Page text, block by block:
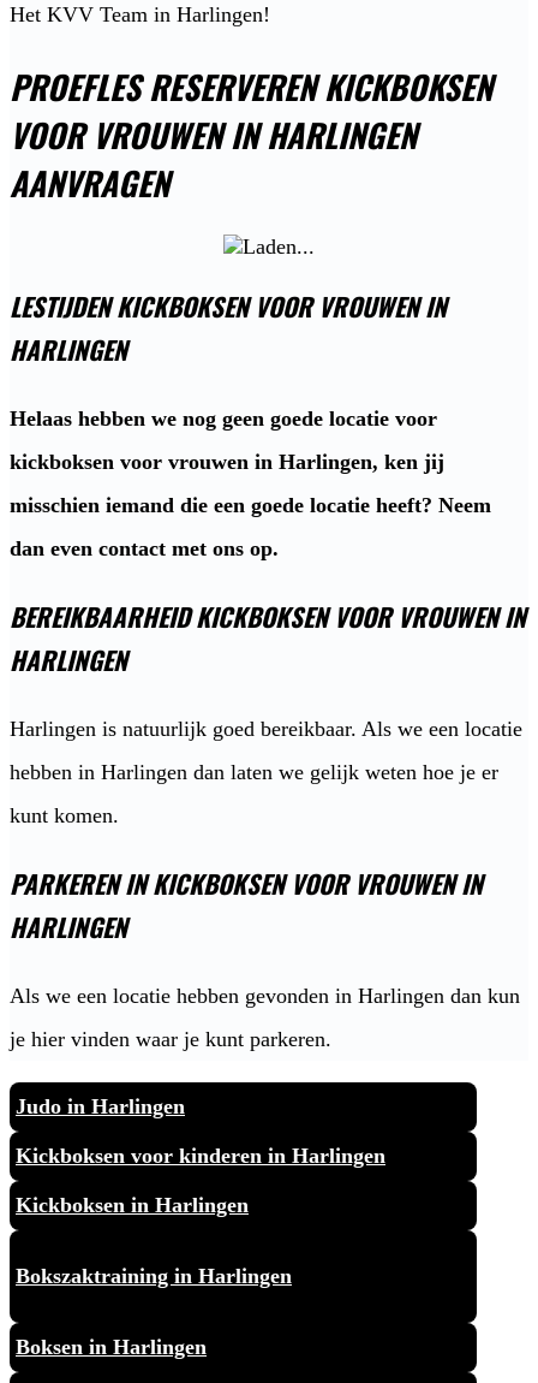
Het KVV Team in Harlingen!
PROEFLES RESERVEREN KICKBOKSEN
VOOR VROUWEN IN HARLINGEN
AANVRAGEN
LESTIJDEN KICKBOKSEN VOOR VROUWEN IN
HARLINGEN
Helaas hebben we nog geen goede locatie voor
kickboksen voor vrouwen in Harlingen, ken jij
misschien iemand die een goede locatie heeft? Neem
dan even contact met ons op.
BEREIKBAARHEID KICKBOKSEN VOOR VROUWEN IN
HARLINGEN
Harlingen is natuurlijk goed bereikbaar. Als we een locatie
hebben in Harlingen dan laten we gelijk weten hoe je er
kunt komen.
PARKEREN IN KICKBOKSEN VOOR VROUWEN IN
HARLINGEN
Als we een locatie hebben gevonden in Harlingen dan kun
je hier vinden waar je kunt parkeren.
Judo in Harlingen
Kickboksen voor kinderen in Harlingen
Kickboksen in Harlingen
Bokszaktraining in Harlingen
Boksen in Harlingen